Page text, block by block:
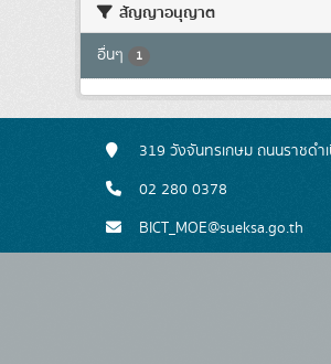
สัญญาอนุญาต
อื่นๆ 1
319 วังจันทรเกษม ถนนราชด
02 280 0378
BICT_MOE@sueksa.go.th